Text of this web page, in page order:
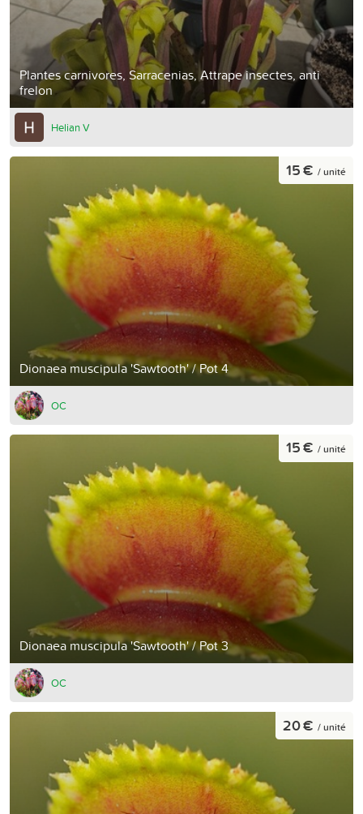
Plantes carnivores, Sarracenias, Attrape insectes, anti
frelon
Helian V
Dionaea muscipula 'Sawtooth' / Pot 4
15 € / unité
OC
Dionaea muscipula 'Sawtooth' / Pot 3
15 € / unité
OC
20 € / unité